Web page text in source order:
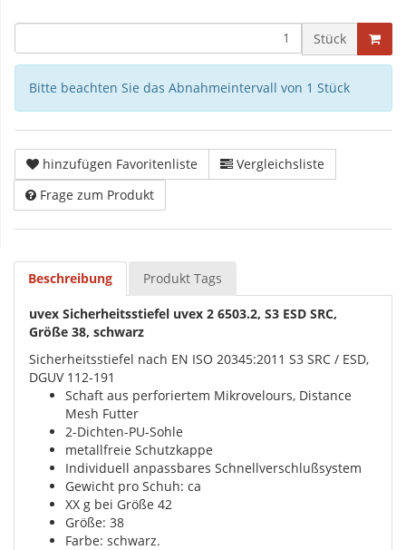
Stück
Bitte beachten Sie das Abnahmeintervall von 1 Stück
hinzufügen Favoritenliste
Vergleichsliste
Frage zum Produkt
Beschreibung Produkt Tags
uvex Sicherheitsstiefel uvex 2 6503.2, S3 ESD SRC,
Größe 38, schwarz
Sicherheitsstiefel nach EN ISO 20345:2011 S3 SRC / ESD,
DGUV 112-191
Schaft aus perforiertem Mikrovelours, Distance
Mesh Futter
2-Dichten-PU-Sohle
metallfreie Schutzkappe
Individuell anpassbares Schnellverschlußsystem
Gewicht pro Schuh: ca
XX g bei Größe 42
Größe: 38
Farbe: schwarz.